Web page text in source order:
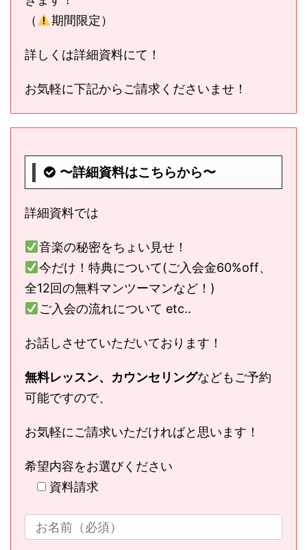
（
期間限定）
詳しくは詳細資料にて！
お気軽に下記からご請求くださいませ！
〜詳細資料はこちらから〜
詳細資料では
音楽の秘密をちょい見せ！
今だけ！特典について(ご入会金60%off、
全12回の無料マンツーマンなど！)
ご入会の流れについて etc..
お話しさせていただいております！
無料レッスン、カウンセリングなどもご予約
可能ですので、
お気軽にご請求いただければと思います！
希望内容をお選びください
資料請求